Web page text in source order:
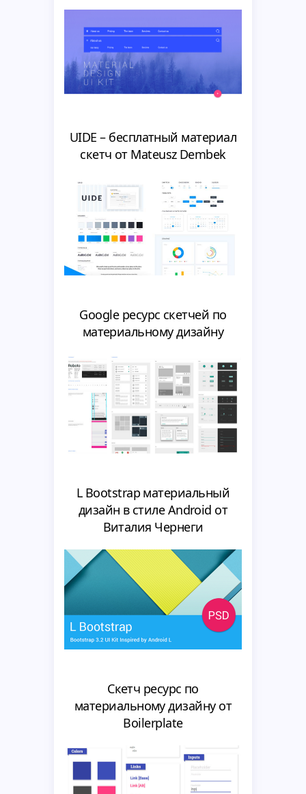
UIDE – бесплатный материал
скетч от Mateusz Dembek
Google ресурс скетчей по
материальному дизайну
L Bootstrap материальный
дизайн в стиле Android от
Виталия Чернеги
Скетч ресурс по
материальному дизайну от
Boilerplate